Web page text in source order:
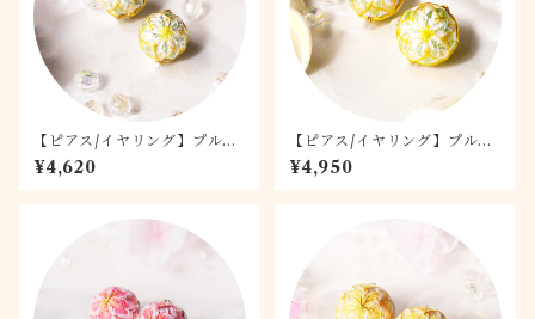
【ピアス/イヤリング】プルメ
リア 1.5
¥4,620
【ピアス/イヤリング】プルメ
リア 2.0
¥4,950